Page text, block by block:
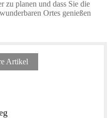
zu planen und dass Sie die
Ortes genießen
Artikel